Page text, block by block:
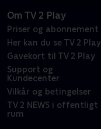
Om TV 2 Play
Priser og abonnement
Her kan du se TV 2 Play
Gavekort til TV 2 Play
Support og
Kundecenter
Vilkår og betingelser
TV 2 NEWS i offentligt
rum